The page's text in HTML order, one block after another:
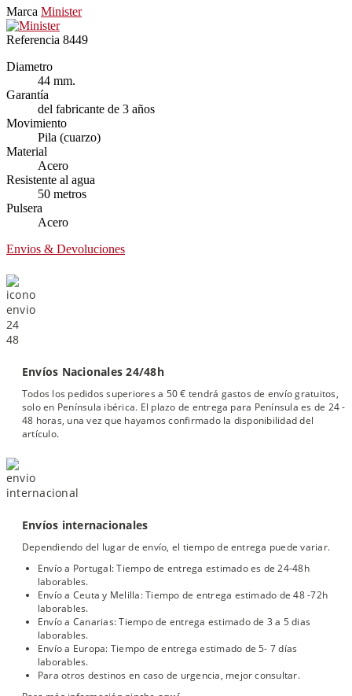
Marca Minister
Referencia 8449
Diametro
44 mm.
Garantía
del fabricante de 3 años
Movimiento
Pila (cuarzo)
Material
Acero
Resistente al agua
50 metros
Pulsera
Acero
Envios & Devoluciones
Envíos Nacionales 24/48h
Todos los pedidos superiores a 50 € tendrá gastos de envío gratuitos,
solo en Península ibérica. El plazo de entrega para Península es de 24 -
48 horas, una vez que hayamos confirmado la disponibilidad del
artículo.
Envíos internacionales
Dependiendo del lugar de envío, el tiempo de entrega puede variar.
Envío a Portugal: Tiempo de entrega estimado es de 24-48h
laborables.
Envío a Ceuta y Melilla: Tiempo de entrega estimado de 48 -72h
laborables.
Envío a Canarias: Tiempo de entrega estimado de 3 a 5 dias
laborables.
Envío a Europa: Tiempo de entrega estimado de 5- 7 días
laborables.
Para otros destinos en caso de urgencia, mejor consultar.